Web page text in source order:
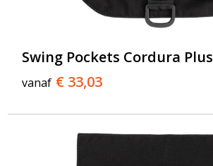
Swing Pockets Cordura Plus
vanaf € 33,03